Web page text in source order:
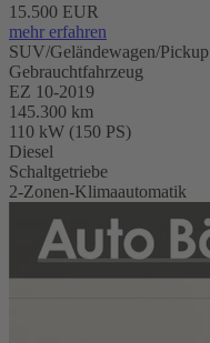
15.500 EUR
mehr erfahren
SUV/Geländewagen/Pickup
Gebrauchtfahrzeug
EZ 10-2019
145.300 km
110 kW (150 PS)
Diesel
Schaltgetriebe
2-Zonen-Klimaautomatik